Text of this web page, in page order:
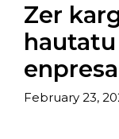
Zer
February 23,